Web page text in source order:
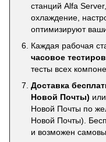
станций Alfa
охлаждение,
оптимизируют
Каждая рабочая
часовое
тесты всех
Доставка
Новой Почты)
Новой Почты по
Новой Почты).
и возможен